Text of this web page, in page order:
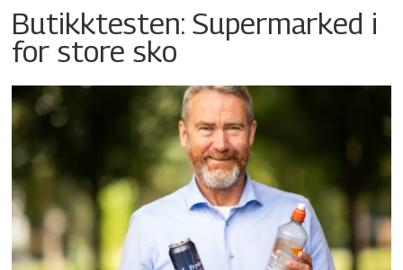
Butikktesten: Supermarked i
for store sko